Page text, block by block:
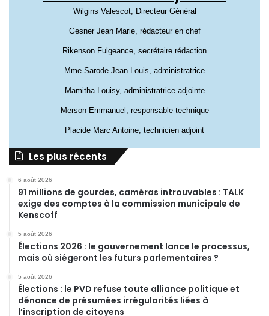
Wilgins Valescot, Directeur Général
Gesner Jean Marie, rédacteur en chef
Rikenson Fulgeance, secrétaire rédaction
Mme Sarode Jean Louis, administratrice
Mamitha Louisy, administratrice adjointe
Merson Emmanuel, responsable technique
Placide Marc Antoine, technicien adjoint
Les plus récents
6 août 2026
91 millions de gourdes, caméras introuvables : TALK
exige des comptes à la commission municipale de
Kenscoff
5 août 2026
Élections 2026 : le gouvernement lance le processus,
mais où siégeront les futurs parlementaires ?
5 août 2026
Élections : le PVD refuse toute alliance politique et
dénonce de présumées irrégularités liées à
l’inscription de citoyens